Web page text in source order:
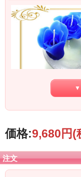
【商品番号】odc6800
■オーダーメイドキャンドル■
キャンドルの炎って、かわ
太陽に比べたら、かなーり
▼
価格:9,680円(
注文